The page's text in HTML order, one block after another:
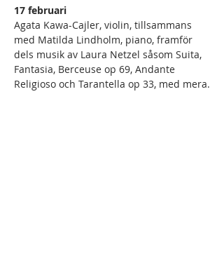
17 februari
Agata Kawa-Cajler, violin, tillsammans
med Matilda Lindholm, piano, framför
dels musik av Laura Netzel såsom Suita,
Fantasia, Berceuse op 69, Andante
Religioso och Tarantella op 33, med mera.